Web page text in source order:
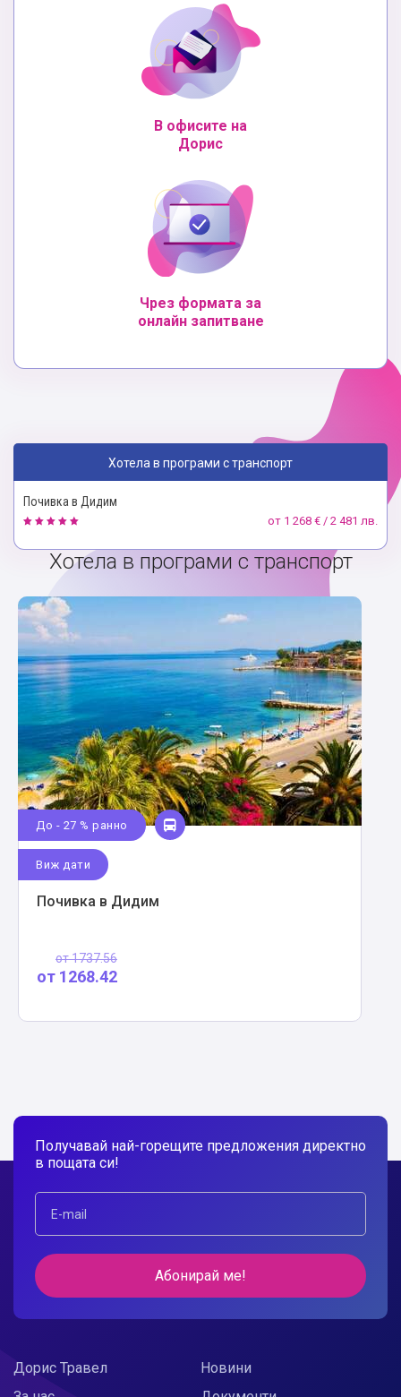
В офисите на
Дорис
Чрез формата за
онлайн запитване
Хотела в програми с транспорт
Почивка в Дидим
от 1 268 € / 2 481 лв.
Хотела в програми с транспорт
До - 27 % ранно
Виж дати
Почивка в Дидим
от1737.56
от 1268.42
Получавай най-горещите предложения директно
в пощата си!
Абонирай ме!
Дорис Травел
Новини